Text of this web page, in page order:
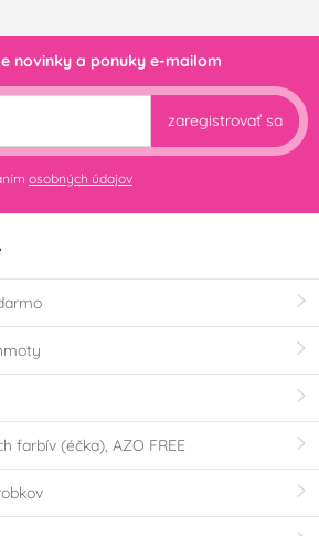
novinky a ponuky e-mailom
zaregistrovať sa
osobných údajov
farbív (éčka), AZO FREE